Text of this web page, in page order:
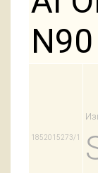
1852015273/1